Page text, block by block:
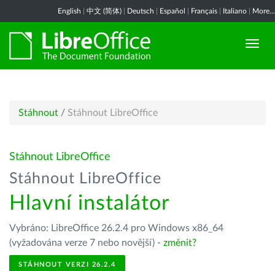
English 中文 (简体) Deutsch Español Français Italiano More...
Stáhnout / Stáhnout LibreOffice
Stáhnout LibreOffice
Stáhnout LibreOffice
Hlavní instalátor
Vybráno: LibreOffice 26.2.4 pro Windows x86_64
(vyžadována verze 7 nebo novější) - změnit?
STÁHNOUT VERZI 26.2.4